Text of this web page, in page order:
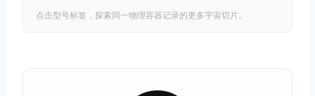
点击型号标签，探索同一物理容器记录的更多宇宙切片。